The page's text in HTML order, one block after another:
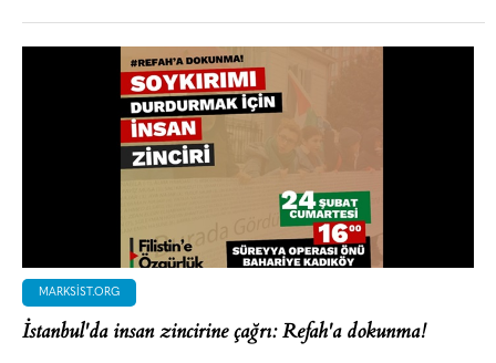
MARKSIST.ORG
İstanbul'da insan zincirine çağrı: Refah'a dokunma!